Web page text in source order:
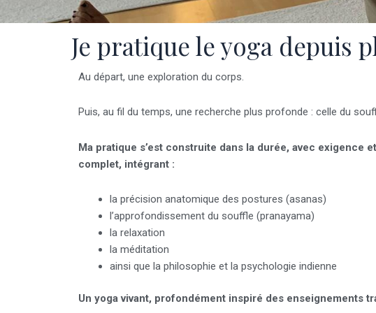
Je pratique le yoga depuis
Au départ, une exploration du corps.
Puis, au fil du temps, une recherche plus profonde : celle du
Ma pratique s’est construite dans la durée, avec exigence
complet, intégrant :
la précision anatomique des postures (asanas)
l’approfondissement du souffle (pranayama)
la relaxation
la méditation
ainsi que la philosophie et la psychologie indienne
Un yoga vivant, profondément inspiré des enseignements